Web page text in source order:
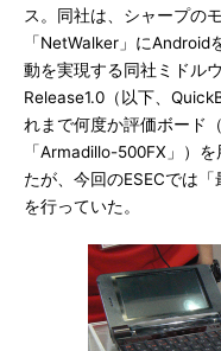
ス。同社は、シャープの
「NetWalker」に
動を実現する同社ミドル
Release1.0（以下、
れまで何度か評価ボード
「Armadillo-500FX」）
たが、今回のESECでは
を行っていた。